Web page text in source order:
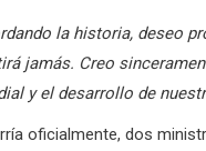
la historia, deseo
jamás. Creo
y el desarrollo de
oficialmente, dos